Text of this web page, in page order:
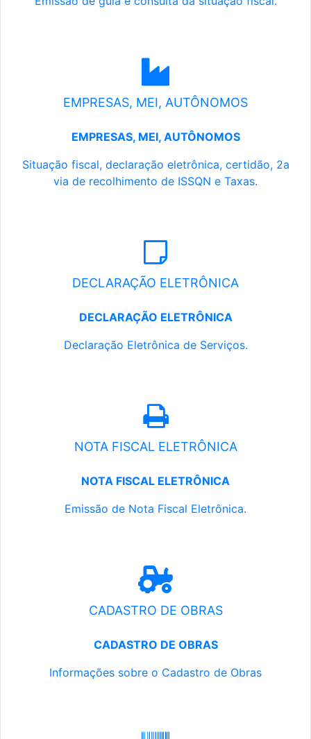
EMPRESAS, MEI, AUTÔNOMOS
EMPRESAS, MEI, AUTÔNOMOS
Situação fiscal, declaração eletrônica, certidão, 2a
via de recolhimento de ISSQN e Taxas.
DECLARAÇÃO ELETRÔNICA
DECLARAÇÃO ELETRÔNICA
Declaração Eletrônica de Serviços.
NOTA FISCAL ELETRÔNICA
NOTA FISCAL ELETRÔNICA
Emissão de Nota Fiscal Eletrônica.
CADASTRO DE OBRAS
CADASTRO DE OBRAS
Informações sobre o Cadastro de Obras